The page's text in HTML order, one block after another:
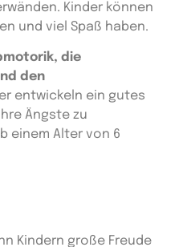
Kinder können
und viel Spaß haben.
die
den
entwickeln ein gutes
Ängste zu
einem Alter von 6
Kindern große Freude